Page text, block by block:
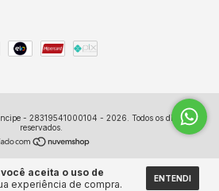
você aceita o uso de
experiência de compra. ENTENDI
- 28319541000104 - 2026. Todos os direitos
reservados.